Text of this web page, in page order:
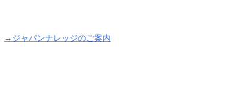
→ジャパンナレッジのご案内